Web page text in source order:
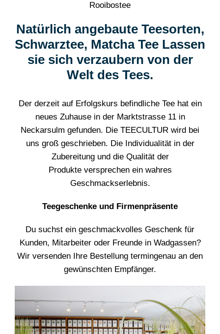
Rooibostee
Natürlich angebaute Teesorten,
Schwarztee, Matcha Tee Lassen
sie sich verzaubern von der
Welt des Tees.
Der derzeit auf Erfolgskurs befindliche Tee hat ein
neues Zuhause in der Marktstrasse 11 in
Neckarsulm gefunden. Die TEECULTUR wird bei
uns groß geschrieben. Die Individualität in der
Zubereitung und die Qualität der
Produkte versprechen ein wahres
Geschmackserlebnis.
Teegeschenke und Firmenpräsente
Du suchst ein geschmackvolles Geschenk für
Kunden, Mitarbeiter oder Freunde in Wadgassen?
Wir versenden Ihre Bestellung termingenau an den
gewünschten Empfänger.